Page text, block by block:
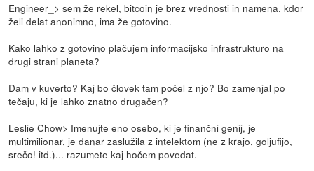
Engineer_> sem že rekel, bitcoin je brez vrednosti in namena. kdor
želi delat anonimno, ima že gotovino.
Kako lahko z gotovino plačujem informacijsko infrastrukturo na
drugi strani planeta?
Dam v kuverto? Kaj bo človek tam počel z njo? Bo zamenjal po
tečaju, ki je lahko znatno drugačen?
Leslie Chow> Imenujte eno osebo, ki je finančni genij, je
multimilionar, je danar zaslužila z intelektom (ne z krajo, goljufijo,
srečo! itd.)... razumete kaj hočem povedat.